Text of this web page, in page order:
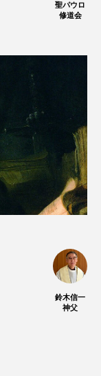
聖パウロ
修道会
鈴木信一
神父